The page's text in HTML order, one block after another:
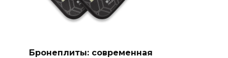
Бронеплиты: современная